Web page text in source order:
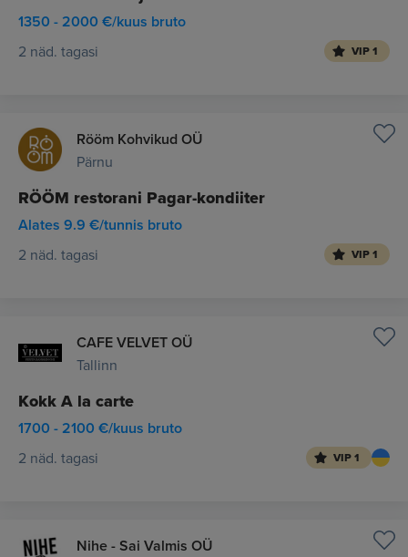
1350 - 2000 €/kuus bruto
2 näd. tagasi VIP 1
Rööm Kohvikud OÜ
Pärnu
RÖÖM restorani Pagar-kondiiter
Alates 9.9 €/tunnis bruto
2 näd. tagasi VIP 1
CAFE VELVET OÜ
Tallinn
Kokk A la carte
1700 - 2100 €/kuus bruto
2 näd. tagasi VIP 1
Nihe - Sai Valmis OÜ